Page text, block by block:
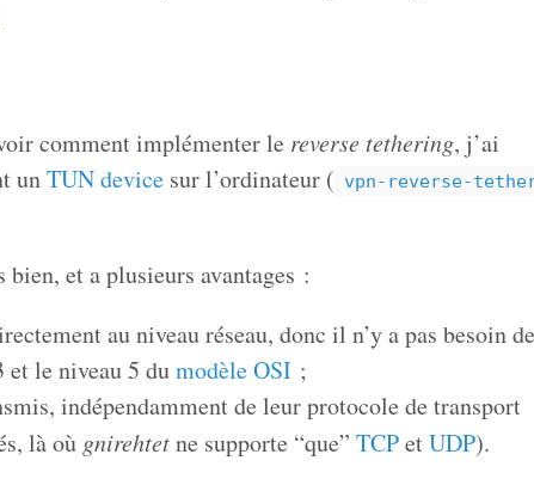
comment implémenter le reverse tethering, j’ai
unTUN device sur l’ordinateur ( vpn-reverse-
et a plusieurs avantages :
au niveau réseau, donc il n’y a pas besoin de
le niveau 5 dumodèle OSI ;
indépendamment de leur protocole de transport
là où gnirehtetne supporte “que” TCPetUDP).